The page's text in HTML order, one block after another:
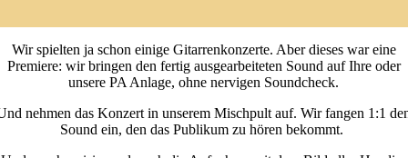
Wir spielten ja schon einige Gitarrenkonzerte. Aber dieses war eine
Premiere: wir bringen den fertig ausgearbeiteten Sound auf Ihre oder
unsere PA Anlage, ohne nervigen Soundcheck.
nehmen das Konzert in unserem Mischpult auf. Wir fangen 1:1
Sound ein, den das Publikum zu hören bekommt.